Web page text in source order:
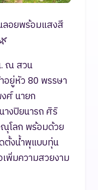
ลอยพร้อมแสงสี
. ณ สวน
อยู่หัว 80 พรรษา
ศ์ นายก
งปิยนารถ ศิริ
โลก พร้อมด้วย
ตั้งน้ำพุแบบทุ่น
พิ่มความสวยงาม